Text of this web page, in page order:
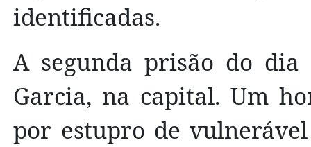
identificadas.
A segunda prisão do
Garcia, na capital. Um
por estupro de